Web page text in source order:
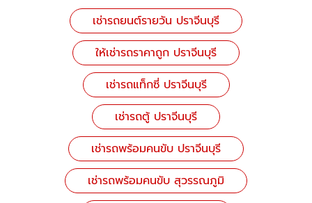
เช่ารถยนต์รายวัน ปราจีนบุรี
ให้เช่ารถราคาถูก ปราจีนบุรี
เช่ารถแท็กซี่ ปราจีนบุรี
เช่ารถตู้ ปราจีนบุรี
เช่ารถพร้อมคนขับ ปราจีนบุรี
เช่ารถพร้อมคนขับ สุวรรณภูมิ